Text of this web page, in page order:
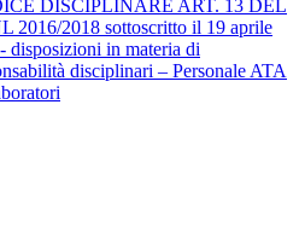
DISCIPLINARE ART. 13 DEL
2016/2018 sottoscritto il 19 aprile
disposizioni in materia di
disciplinari – Personale ATA